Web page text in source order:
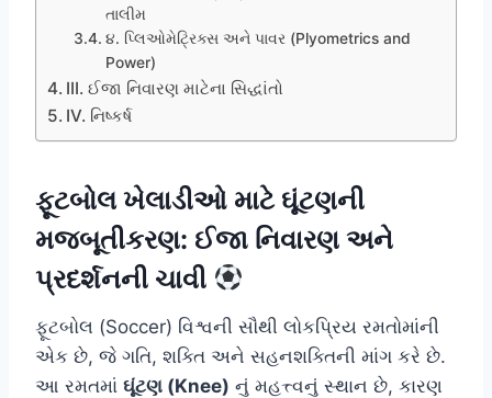
તાલીમ
૪. પ્લિઓમેટ્રિક્સ અને પાવર (Plyometrics and
Power)
III. ઈજા નિવારણ માટેના સિદ્ધાંતો
IV. નિષ્કર્ષ
ફૂટબોલ ખેલાડીઓ માટે ઘૂંટણની
મજબૂતીકરણ: ઈજા નિવારણ અને
પ્રદર્શનની ચાવી
ફૂટબોલ (Soccer) વિશ્વની સૌથી લોકપ્રિય રમતોમાંની
એક છે, જે ગતિ, શક્તિ અને સહનશક્તિની માંગ કરે છે.
આ રમતમાં ઘૂંટણ (Knee) નું મહત્ત્વનું સ્થાન છે, કારણ